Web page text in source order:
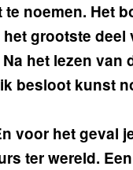
noemen. Het
grootste deel
het lezen
besloot kunst
voor het geval
ter wereld.